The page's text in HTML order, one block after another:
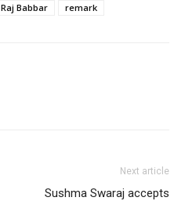
Raj Babbar remark
Next article
Sushma Swaraj accepts